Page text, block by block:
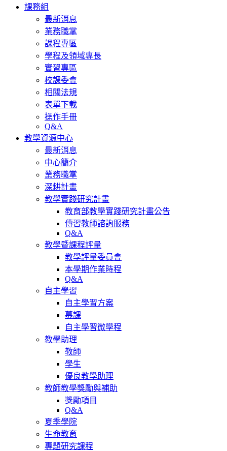
課務組
最新消息
業務職掌
課程專區
學程及領域專長
實習專區
校課委會
相關法規
表單下載
操作手冊
Q&A
教學資源中心
最新消息
中心簡介
業務職掌
深耕計畫
教學實踐研究計畫
教育部教學實踐研究計畫公告
傳習教師諮詢服務
Q&A
教學暨課程評量
教學評量委員會
本學期作業時程
Q&A
自主學習
自主學習方案
募課
自主學習微學程
教學助理
教師
學生
優良教學助理
教師教學獎勵與補助
獎勵項目
Q&A
夏季學院
生命教育
專題研究課程